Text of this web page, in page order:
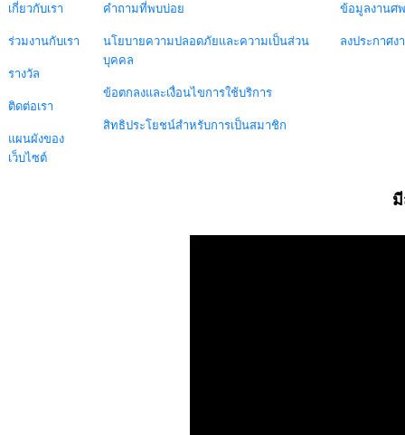
เกี่ยวกับเรา
ร่วมงานกับเรา
รางวัล
ติดต่อเรา
แผนผังของ
เว็บไซต์
คำถามที่พบบ่อย
นโยบายความปลอดภัยและความเป็นส่วน
บุคคล
ข้อตกลงและเงื่อนไขการใช้บริการ
สิทธิประโยชน์สำหรับการเป็นสมาชิก
ข้อมูลงานศพ
ลงประกาศง